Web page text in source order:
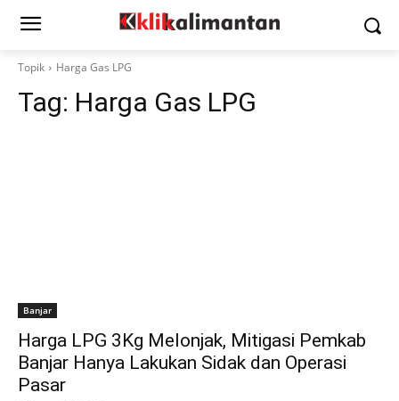
Topik Harga Gas LPG
Tag: Harga Gas LPG
Banjar
Harga LPG 3Kg Melonjak, Mitigasi Pemkab
Banjar Hanya Lakukan Sidak dan Operasi
Pasar